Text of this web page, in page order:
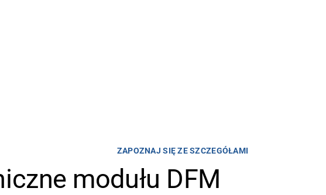
ZAPOZNAJ SIĘ ZE SZCZEGÓŁAMI
modułu DFM